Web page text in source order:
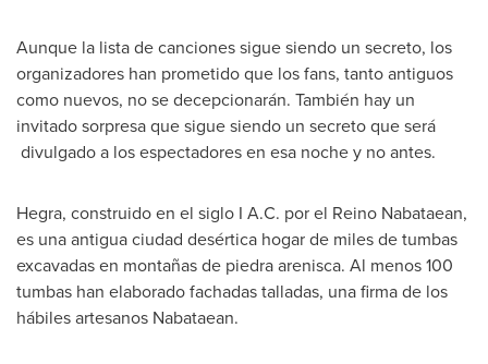
Aunque la lista de canciones sigue siendo un secreto, los
organizadores han prometido que los fans, tanto antiguos
como nuevos, no se decepcionarán. También hay un
invitado sorpresa que sigue siendo un secreto que será
divulgado a los espectadores en esa noche y no antes.
Hegra, construido en el siglo I A.C. por el Reino Nabataean,
es una antigua ciudad desértica hogar de miles de tumbas
excavadas en montañas de piedra arenisca. Al menos 100
tumbas han elaborado fachadas talladas, una firma de los
hábiles artesanos Nabataean.